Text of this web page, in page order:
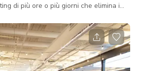
di più ore o più giorni che elimina i
post-it, tecnologia, pranzo e bevande. I
di mantenere concentrazione e
la riunione.